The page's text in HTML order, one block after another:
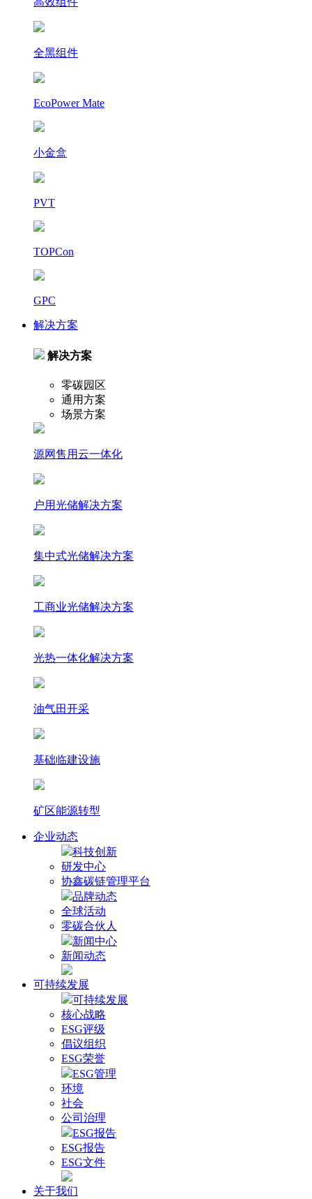
全黑组件
EcoPower Mate
小金盒
PVT
TOPCon
GPC
解决方案
解决方案
零碳园区
通用方案
场景方案
源网售用云一体化
户⽤光储解决⽅案
集中式光储解决⽅案
⼯商业光储解决⽅案
光热⼀体化解决⽅案
油气田开采
基础临建设施
矿区能源转型
企业动态
科技创新
研发中心
协鑫碳链管理平台
品牌动态
全球活动
零碳合伙人
新闻中心
新闻动态
可持续发展
可持续发展
核心战略
ESG评级
倡议组织
ESG荣誉
ESG管理
环境
社会
公司治理
ESG报告
ESG报告
ESG文件
关于我们